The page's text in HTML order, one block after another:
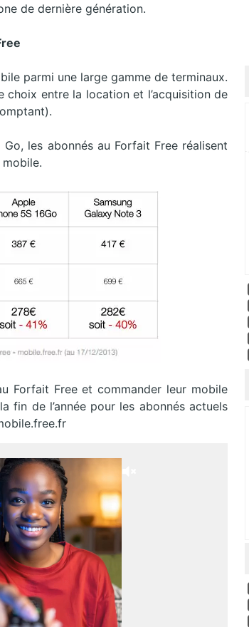
de dernière génération.
parmi une large gamme de terminaux.
entre la location et l’acquisition de
les abonnés au Forfait Free réalisent
mobile.
Forfait Free et commander leur mobile
fin de l’année pour les abonnés actuels